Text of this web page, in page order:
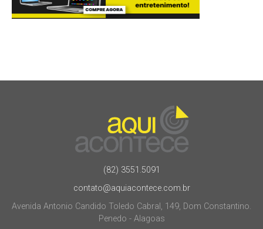
(82) 3551.5091
contato@aquiacontece.com.br
Avenida Antonio Candido Toledo Cabral, 149, Dom Constantino.
Penedo - Alagoas